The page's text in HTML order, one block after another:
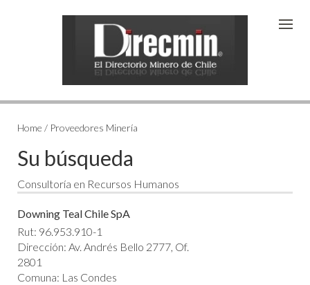
Home / Proveedores Minería
Su búsqueda
Consultoría en Recursos Humanos
Downing Teal Chile SpA
Rut: 96.953.910-1
Dirección: Av. Andrés Bello 2777, Of.
2801
Comuna: Las Condes